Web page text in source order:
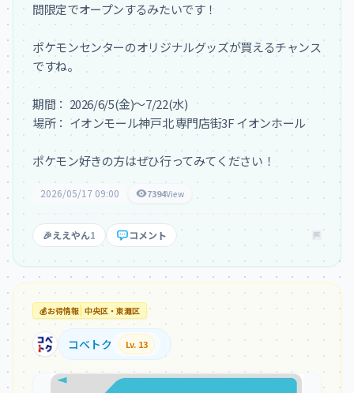
間限定でオープンするみたいです！
ポケモンセンターのオリジナルグッズが買えるチャンス
ですね。
期間： 2026/6/5(金)～7/22(水)
場所： イオンモール神戸北 専門店街3F イオンホール
ポケモン好きの方はぜひ行ってみてください！
2026/05/17 09:00 7394View
🎉ええやん1 コメント
💰お得情報 中央区・東灘区
コベトク Lv. 13